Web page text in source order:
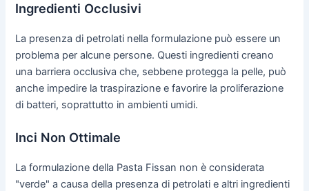
Ingredienti Occlusivi
La presenza di petrolati nella formulazione può essere un
problema per alcune persone. Questi ingredienti creano
una barriera occlusiva che, sebbene protegga la pelle, può
anche impedire la traspirazione e favorire la proliferazione
di batteri, soprattutto in ambienti umidi.
Inci Non Ottimale
La formulazione della Pasta Fissan non è considerata
"verde" a causa della presenza di petrolati e altri ingredienti